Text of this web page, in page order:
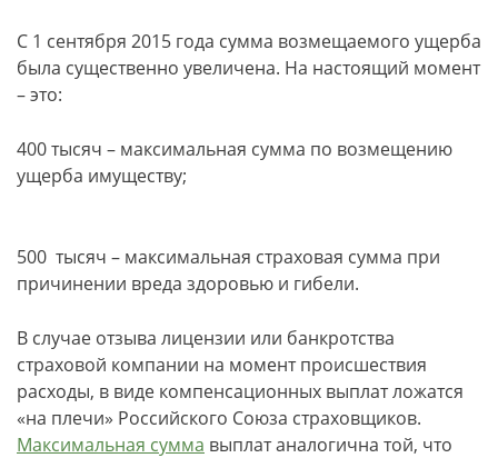
С 1 сентября 2015 года сумма возмещаемого ущерба
была существенно увеличена. На настоящий момент
– это:
400 тысяч – максимальная сумма по возмещению
ущерба имуществу;
500 тысяч – максимальная страховая сумма при
причинении вреда здоровью и гибели.
В случае отзыва лицензии или банкротства
страховой компании на момент происшествия
расходы, в виде компенсационных выплат ложатся
«на плечи» Российского Союза страховщиков.
Максимальная сумма выплат аналогична той, что